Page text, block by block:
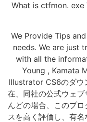
What is ctfmon. exe
We Provide Tips
needs. We are just
with all the
Young , Kamata
Illustrator CS6のダウ
在、同社の公式ウェ
んどの場合、このプ
スを高く評価し、有